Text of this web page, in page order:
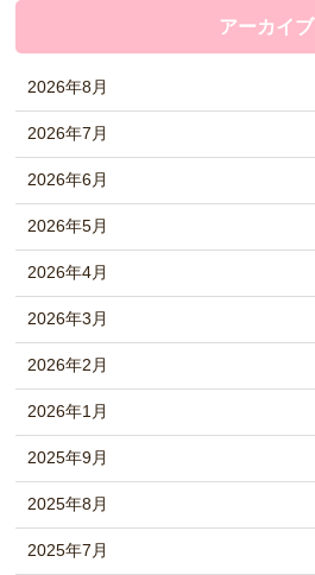
アーカイブ
2026年8月
2026年7月
2026年6月
2026年5月
2026年4月
2026年3月
2026年2月
2026年1月
2025年9月
2025年8月
2025年7月